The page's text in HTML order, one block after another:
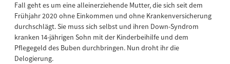
Fall geht es um eine alleinerziehende Mutter, die sich seit dem
Frühjahr 2020 ohne Einkommen und ohne Krankenversicherung
durchschlägt. Sie muss sich selbst und ihren Down-Syndrom
kranken 14-jährigen Sohn mit der Kinderbeihilfe und dem
Pflegegeld des Buben durchbringen. Nun droht ihr die
Delogierung.